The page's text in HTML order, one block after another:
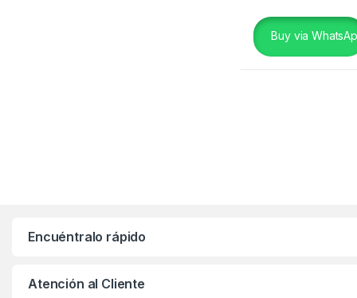
Buy via
Encuéntralo rápido
Atención al Cliente